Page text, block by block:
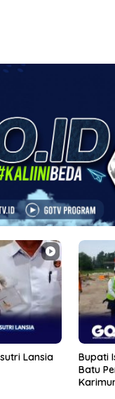
Peletakan
BPS
Polsek